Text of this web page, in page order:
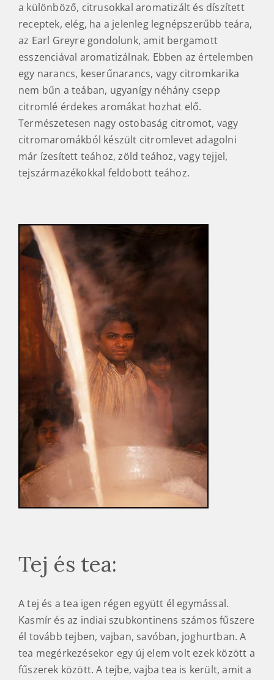
a különböző, citrusokkal aromatizált és díszített
receptek, elég, ha a jelenleg legnépszerűbb teára,
az Earl Greyre gondolunk, amit bergamott
esszenciával aromatizálnak. Ebben az értelemben
egy narancs, keserűnarancs, vagy citromkarika
nem bűn a teában, ugyanígy néhány csepp
citromlé érdekes aromákat hozhat elő.
Természetesen nagy ostobaság citromot, vagy
citromaromákból készült citromlevet adagolni
már ízesített teához, zöld teához, vagy tejjel,
tejszármazékokkal feldobott teához.
Tej és tea:
A tej és a tea igen régen együtt él egymással.
Kasmír és az indiai szubkontinens számos fűszere
él tovább tejben, vajban, savóban, joghurtban. A
tea megérkezésekor egy új elem volt ezek között a
fűszerek között. A tejbe, vajba tea is került, amit a